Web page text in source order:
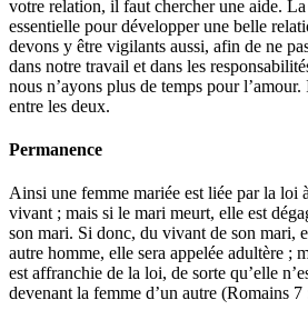
votre relation, il faut chercher une aide.
essentielle pour développer une belle
devons y être vigilants aussi, afin de ne
dans notre travail et dans les
nous n’ayons plus de temps pour
entre les deux.
Permanence
Ainsi une femme mariée est liée par la loi
vivant ; mais si le mari meurt, elle est
son mari. Si donc, du vivant de son mari,
autre homme, elle sera appelée adultère ;
est affranchie de la loi, de sorte qu’elle
devenant la femme d’un autre (Romains 7